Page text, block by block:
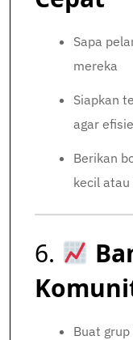
Sapa
mereka
Siapkan
agar
Berikan
kecil
6.
Buat